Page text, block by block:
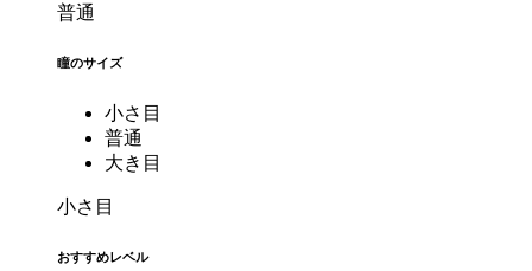
普通
瞳のサイズ
小さ目
普通
大き目
小さ目
おすすめレベル